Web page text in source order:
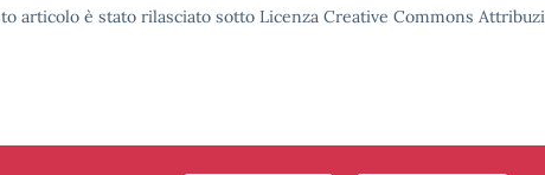
articolo è stato rilasciato sotto Licenza Creative Commons